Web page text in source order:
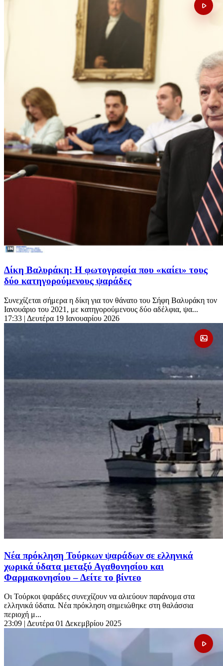
Δίκη Βαλυράκη: Η φωτογραφία που «καίει» τους
δύο κατηγορούμενους ψαράδες
Συνεχίζεται σήμερα η δίκη για τον θάνατο του Σήφη Βαλυράκη τον
Ιανουάριο του 2021, με κατηγορούμενους δύο αδέλφια, ψα...
17:33 | Δευτέρα 19 Ιανουαρίου 2026
Νέα πρόκληση Τούρκων ψαράδων σε ελληνικά
χωρικά ύδατα μεταξύ Αγαθονησίου και
Φαρμακονησίου – Δείτε το βίντεο
Οι Τούρκοι ψαράδες συνεχίζουν να αλιεύουν παράνομα στα
ελληνικά ύδατα. Νέα πρόκληση σημειώθηκε στη θαλάσσια
περιοχή μ...
23:09 | Δευτέρα 01 Δεκεμβρίου 2025